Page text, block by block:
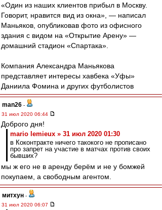
«Один из наших клиентов прибыл в Москву.
Говорит, нравится вид из окна», — написал
Маньяков, опубликовав фото из офисного
здания с видом на «Открытие Арену» —
домашний стадион «Спартака».
Компания Александра Маньякова
представляет интересы хавбека «Уфы»
Даниила Фомина и других футболистов
man26 -
31 июл 2020 06:44
Доброго дня!
mario lemieux » 31 июл 2020 01:30
в Коконтракте ничего такокого не прописано
про запрет на участие в матчах против своих
бывших?
мы ж его не в аренду берём и не у бомжей
покупаем, а свободным агентом.
митхун -
31 июл 2020 06:07